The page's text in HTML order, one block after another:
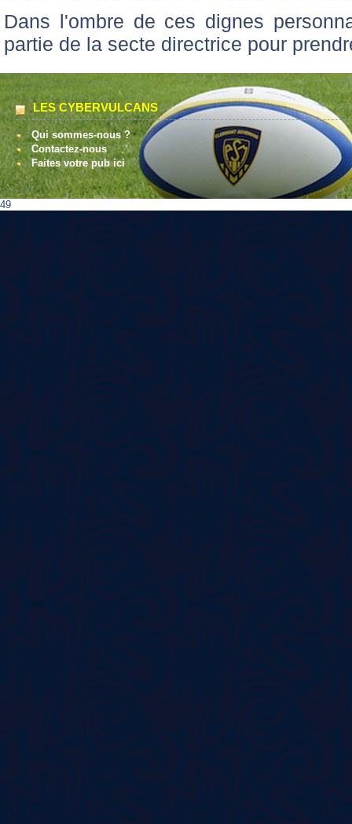
Dans l'ombre de ces dignes
partie de la secte directrice pour
LES CYBERVULCANS
Qui sommes-nous ?
Contactez-nous
Faites votre pub ici
49